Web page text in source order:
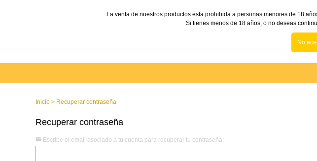
La venta de nuestros productos esta prohibida a personas menores de 18
Si tienes menos de 18 años, o no deseas
No
Inicio > Recuperar contraseña
Recuperar contraseña
Escribe el email asociado a tu cuenta para recuperar tu contraseña: